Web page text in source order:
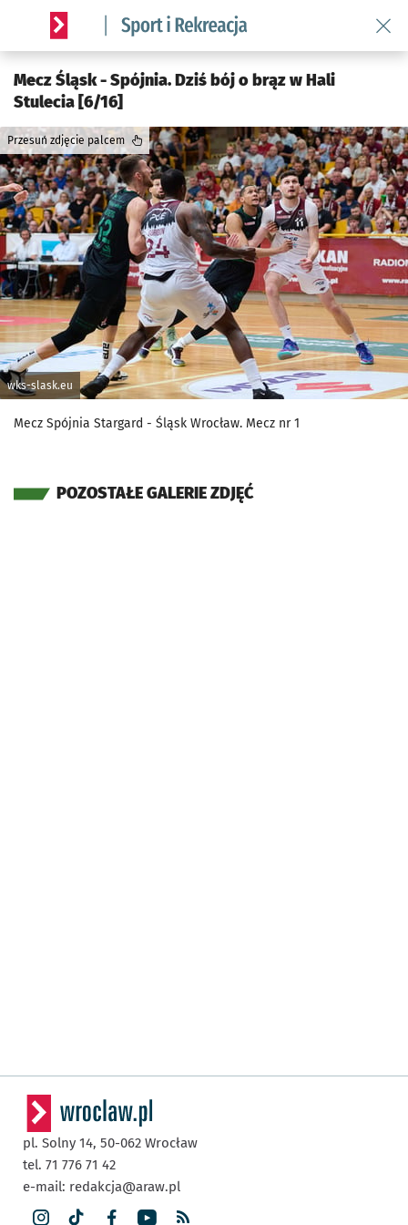
Serwis informacyjny wroclaw.pl podserwis: Sport i rekreacja
Mecz Śląsk - Spójnia. Dziś bój o brąz w Hali
Stulecia [6/16]
wks-slask.eu
Przesuń zdjęcie palcem
Mecz Spójnia Stargard - Śląsk Wrocław. Mecz nr 1
POZOSTAŁE GALERIE ZDJĘĆ
pl. Solny 14, 50-062 Wrocław
tel. 71 776 71 42
e-mail: redakcja@araw.pl